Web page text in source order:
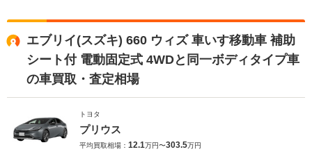
エブリイ(スズキ) 660 ウィズ 車いす移動車 補助
シート付 電動固定式 4WDと同一ボディタイプ車
の車買取・査定相場
トヨタ
プリウス
平均買取相場： 12.1万円〜303.5万円